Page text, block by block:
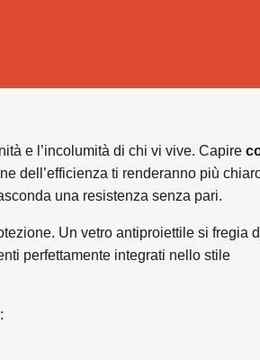
e l’incolumità di chi vi vive. Capire
dell’efficienza ti renderanno più
una resistenza senza pari.
Un vetro antiproiettile si fregia
perfettamente integrati nello stile